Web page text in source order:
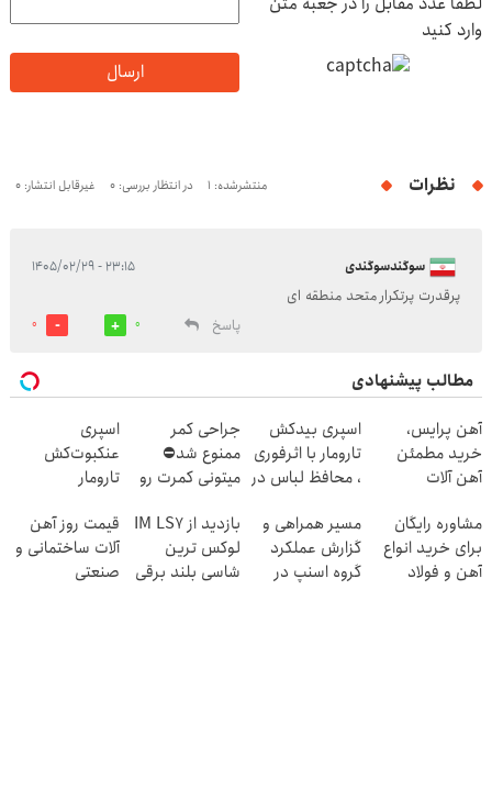
وارد کنید
ارسال
نظرات منتشرشده: 1 در انتظار بررسی: 0 غیرقابل انتشار: 0
سوگندسوگندی ۲۳:۱۵ - ۱۴۰۵/۰۲/۲۹
پرقدرت پرتکرار متحد منطقه ای
پاسخ
0
0
مطالب پیشنهادی
آهن پرایس،
خرید مطمئن
آهن آلات
اسپری بیدکش
تارومار با اثرفوری
، محافظ لباس در
جراحی کمر
ممنوع شد⛔
میتونی کمرت رو
کنی! 👈🏻
پرسش‌نامه
اسپری
عنکبوت‌‌کش
تارومار
عنکبوت
مشاوره رایگان
برای خرید انواع
آهن و فولاد
مسیر همراهی و
گزارش عملکرد
گروه اسنپ در
بازدید از IM LS7
لوکس ترین
شاسی بلند برقی
قیمت روز آهن
آلات ساختمانی و
صنعتی